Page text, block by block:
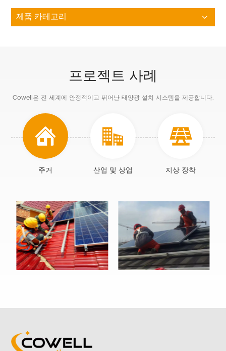
제품 카테고리
프로젝트 사례
Cowell은 전 세계에 안정적이고 뛰어난 태양광 설치 시스템을 제공합니다.
주거 산업 및 상업 지상 장착